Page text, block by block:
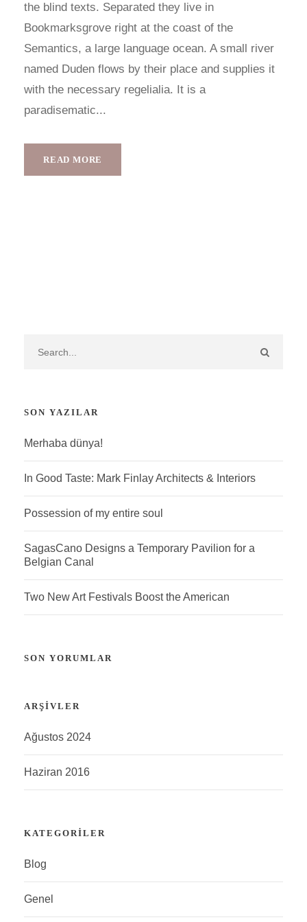
the blind texts. Separated they live in
Bookmarksgrove right at the coast of the
Semantics, a large language ocean. A small river
named Duden flows by their place and supplies it
with the necessary regelialia. It is a
paradisematic...
READ MORE
SON YAZILAR
Merhaba dünya!
In Good Taste: Mark Finlay Architects & Interiors
Possession of my entire soul
SagasCano Designs a Temporary Pavilion for a
Belgian Canal
Two New Art Festivals Boost the American
SON YORUMLAR
ARŞIVLER
Ağustos 2024
Haziran 2016
KATEGORILER
Blog
Genel